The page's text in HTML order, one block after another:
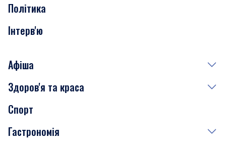
Політика
Інтерв'ю
Афіша
Сьогодні
Завтра
Субота
Здоров'я та краса
Медицина
Краса
Спорт
Гастрономія